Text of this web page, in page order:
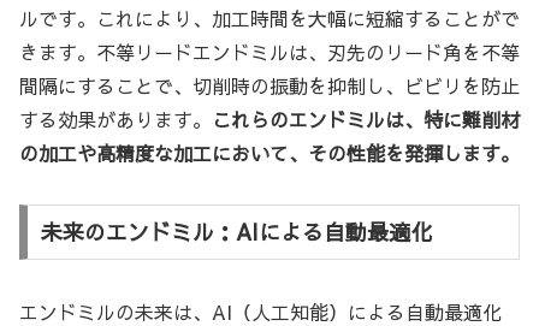
ルです。これにより、加工時間を大幅に短縮することがで
きます。不等リードエンドミルは、刃先のリード角を不等
間隔にすることで、切削時の振動を抑制し、ビビリを防止
する効果があります。 これらのエンドミルは、特に難削材
の加工や高精度な加工において、その性能を発揮します。
未来のエンドミル：AIによる自動最適化
エンドミルの未来は、AI（人工知能）による自動最適化